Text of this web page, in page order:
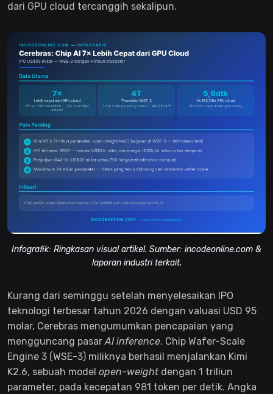
dari GPU cloud tercanggih sekalipun.
Infografik: Ringkasan visual artikel. Sumber: incodeonline.com &
laporan industri terkait.
Kurang dari seminggu setelah menyelesaikan IPO
teknologi terbesar tahun 2026 dengan valuasi USD 95
molar, Cerebras mengumumkan pencapaian yang
mengguncang pasarAI inference. Chip Wafer-Scale
Engine 3 (WSE-3) miliknya berhasil menjalankan Kimi
K2.6, sebuah model open-weightdengan 1 triliun
parameter, pada kecepatan 981 token per detik. Angka